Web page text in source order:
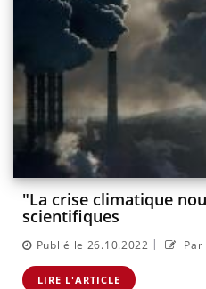
"La crise climatique
scientifiques
Publié le 26.10.2022 |
LIRE L'ARTICLE